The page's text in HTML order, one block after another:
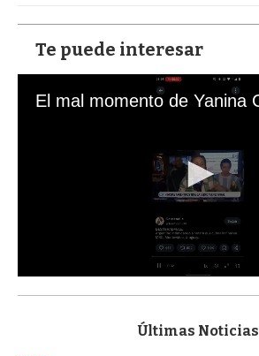
Te puede interesar
s
Últimas Noticias